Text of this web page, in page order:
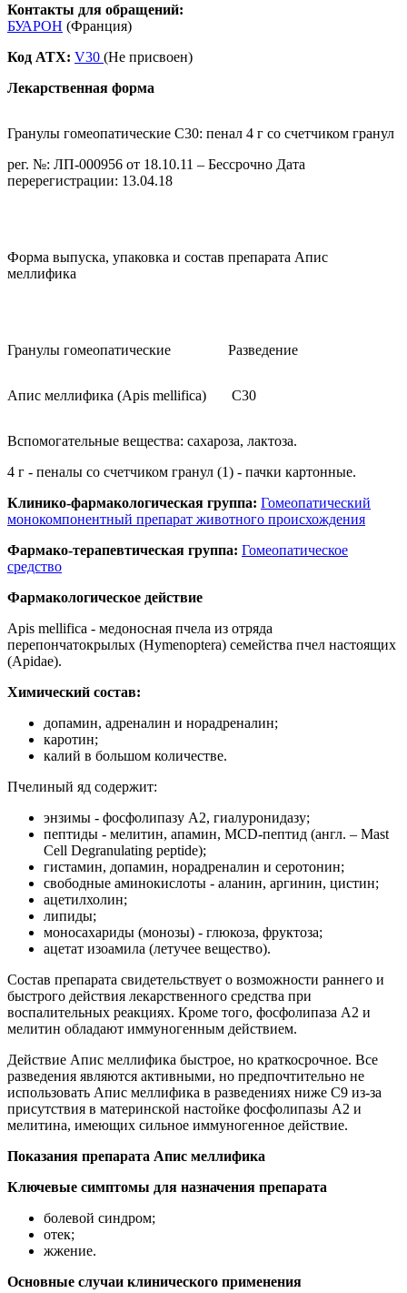
Контакты для обращений:
БУАРОН (Франция)
Код ATX: V30 (Не присвоен)
Лекарственная форма
Гранулы гомеопатические C30: пенал 4 г со счетчиком гранул
рег. №: ЛП-000956 от 18.10.11 – Бессрочно Дата
перерегистрации: 13.04.18
Форма выпуска, упаковка и состав препарата Апис
меллифика
Гранулы гомеопатические Разведение
Апис меллифика (Apis mellifica) C30
Вспомогательные вещества: сахароза, лактоза.
4 г - пеналы со счетчиком гранул (1) - пачки картонные.
Клинико-фармакологическая группа: Гомеопатический
монокомпонентный препарат животного происхождения
Фармако-терапевтическая группа: Гомеопатическое
средство
Фармакологическое действие
Apis mellifica - медоносная пчела из отряда
перепончатокрылых (Hymenoptera) семейства пчел настоящих
(Apidae).
Химический состав:
допамин, адреналин и норадреналин;
каротин;
калий в большом количестве.
Пчелиный яд содержит:
энзимы - фосфолипазу А2, гиалуронидазу;
пептиды - мелитин, апамин, MCD-пептид (англ. – Mast
Cell Degranulating peptide);
гистамин, допамин, норадреналин и серотонин;
свободные аминокислоты - аланин, аргинин, цистин;
ацетилхолин;
липиды;
моносахариды (монозы) - глюкоза, фруктоза;
ацетат изоамила (летучее вещество).
Состав препарата свидетельствует о возможности раннего и
быстрого действия лекарственного средства при
воспалительных реакциях. Кроме того, фосфолипаза А2 и
мелитин обладают иммуногенным действием.
Действие Апис меллифика быстрое, но краткосрочное. Все
разведения являются активными, но предпочтительно не
использовать Апис меллифика в разведениях ниже С9 из-за
присутствия в материнской настойке фосфолипазы А2 и
мелитина, имеющих сильное иммуногенное действие.
Показания препарата Апис меллифика
Ключевые симптомы для назначения препарата
болевой синдром;
отек;
жжение.
Основные случаи клинического применения